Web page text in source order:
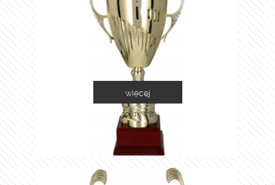
3081-N/B
więcej